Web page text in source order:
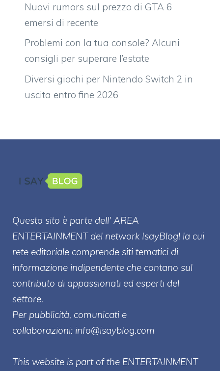
Nuovi rumors sul prezzo di GTA 6
emersi di recente
Problemi con la tua console? Alcuni
consigli per superare l’estate
Diversi giochi per Nintendo Switch 2 in
uscita entro fine 2026
Questo sito è parte dell' AREA
ENTERTAINMENT del network IsayBlog! la cui
rete editoriale comprende siti tematici di
informazione indipendente che contano sul
contributo di appassionati ed esperti del
settore.
Per pubblicità, comunicati e
collaborazioni: info@isayblog.com
This website is part of the ENTERTAINMENT